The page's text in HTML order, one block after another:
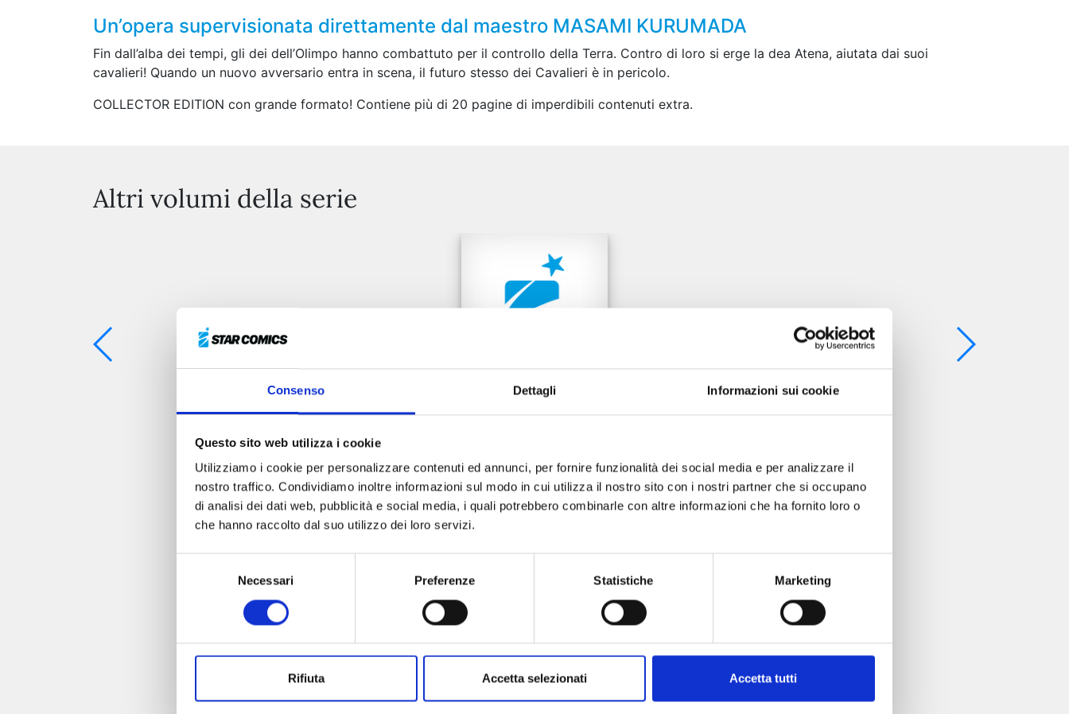
Consenso Dettagli Informazioni sui cookie
Questo sito web utilizza i cookie
Utilizziamo i cookie per personalizzare contenuti ed annunci, per fornire funzionalità dei social media e per analizzare il
nostro traffico. Condividiamo inoltre informazioni sul modo in cui utilizza il nostro sito con i nostri partner che si occupano
di analisi dei dati web, pubblicità e social media, i quali potrebbero combinarle con altre informazioni che ha fornito loro o
che hanno raccolto dal suo utilizzo dei loro servizi.
Necessari Preferenze Statistiche Marketing
Rifiuta Accetta selezionati Accetta tutti
Un’opera supervisionata direttamente dal maestro MASAMI KURUMADA
Fin dall’alba dei tempi, gli dei dell’Olimpo hanno combattuto per il controllo della Terra. Contro di loro si erge la dea Atena, aiutata dai suoi
cavalieri! Quando un nuovo avversario entra in scena, il futuro stesso dei Cavalieri è in pericolo.
COLLECTOR EDITION con grande formato! Contiene più di 20 pagine di imperdibili contenuti extra.
Altri volumi della serie
I CAVALIERI DELLO ZODIACO - SAINT SEIYA: TIME ODYSSEY n. 4
Mostra tutto